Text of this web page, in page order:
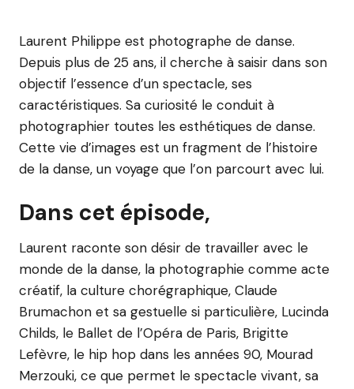
Laurent Philippe est photographe de danse.
Depuis plus de 25 ans, il cherche à saisir dans son
objectif l’essence d’un spectacle, ses
caractéristiques. Sa curiosité le conduit à
photographier toutes les esthétiques de danse.
Cette vie d’images est un fragment de l’histoire
de la danse, un voyage que l’on parcourt avec lui.
Dans cet épisode,
Laurent raconte son désir de travailler avec le
monde de la danse, la photographie comme acte
créatif, la culture chorégraphique, Claude
Brumachon et sa gestuelle si particulière, Lucinda
Childs, le Ballet de l’Opéra de Paris, Brigitte
Lefèvre, le hip hop dans les années 90, Mourad
Merzouki, ce que permet le spectacle vivant, sa